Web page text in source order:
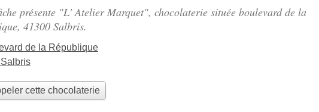
présente "L' Atelier Marquet", chocolaterie située boulevard de la
, 41300 Salbris.
de la République
cette chocolaterie